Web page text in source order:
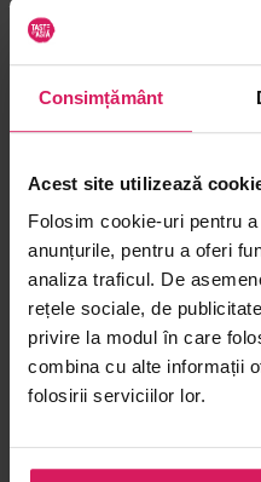
Consimțământ
Acest site utilizează
Folosim cookie-uri pentru
anunțurile, pentru a oferi
analiza traficul. De
rețele sociale, de
privire la modul în care
combina cu alte informații
folosirii serviciilor lor.
Bol ceramică (model
alb/albastru) 11.5cm GT
Servește porții individuale
supe sau sosuri în stil